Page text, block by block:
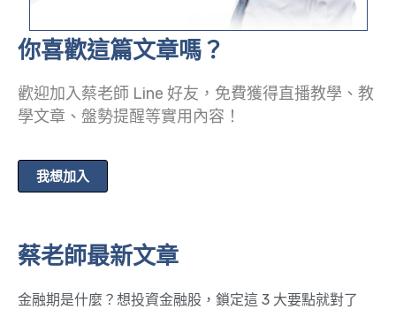
你喜歡這篇文章嗎？
歡迎加入蔡老師 Line 好友，免費獲得直播教學、教
學文章、盤勢提醒等實用內容！
我想加入
蔡老師最新文章
金融期是什麼？想投資金融股，鎖定這 3 大要點就對了